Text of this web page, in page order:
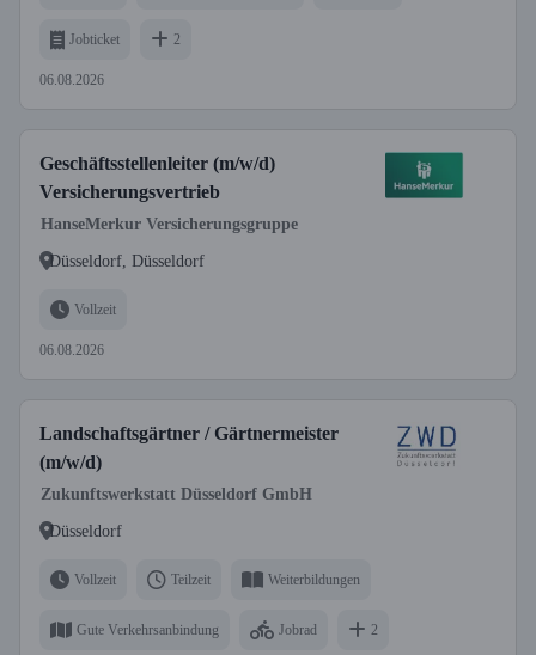
Jobticket 2
06.08.2026
Geschäftsstellenleiter (m/w/d)
Versicherungsvertrieb
HanseMerkur Versicherungsgruppe
Düsseldorf, Düsseldorf
Vollzeit
06.08.2026
Landschaftsgärtner / Gärtnermeister
(m/w/d)
Zukunftswerkstatt Düsseldorf GmbH
Düsseldorf
Vollzeit Teilzeit Weiterbildungen
Gute Verkehrsanbindung Jobrad 2